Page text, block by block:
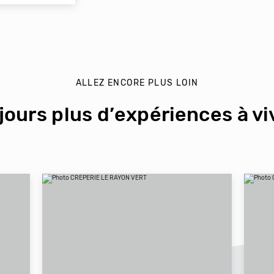
ALLEZ ENCORE PLUS LOIN
plus d’expériences à